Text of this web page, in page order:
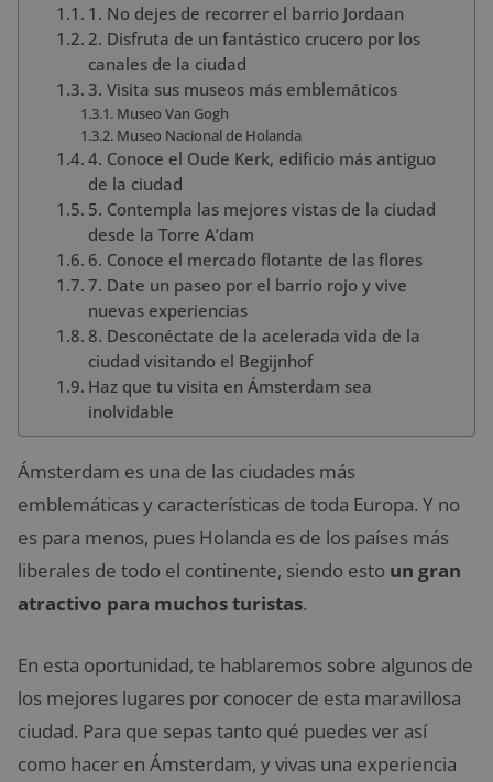
1. No dejes de recorrer el barrio Jordaan
2. Disfruta de un fantástico crucero por los
canales de la ciudad
3. Visita sus museos más emblemáticos
Museo Van Gogh
Museo Nacional de Holanda
4. Conoce el Oude Kerk, edificio más antiguo
de la ciudad
5. Contempla las mejores vistas de la ciudad
desde la Torre A’dam
6. Conoce el mercado flotante de las flores
7. Date un paseo por el barrio rojo y vive
nuevas experiencias
8. Desconéctate de la acelerada vida de la
ciudad visitando el Begijnhof
Haz que tu visita en Ámsterdam sea
inolvidable
Ámsterdam es una de las ciudades más
emblemáticas y características de toda Europa. Y no
es para menos, pues Holanda es de los países más
liberales de todo el continente, siendo esto un gran
atractivo para muchos turistas.
En esta oportunidad, te hablaremos sobre algunos de
los mejores lugares por conocer de esta maravillosa
ciudad. Para que sepas tanto qué puedes ver así
como hacer en Ámsterdam, y vivas una experiencia